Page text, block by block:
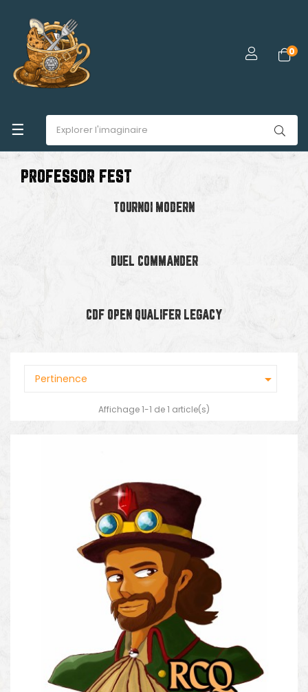
Basculer
la
navigation
☰
0
PROFESSOR FEST
TOURNOI MODERN
DUEL COMMANDER
CDF OPEN QUALIFER LEGACY
Pertinence 
Affichage 1-1 de 1 article(s)